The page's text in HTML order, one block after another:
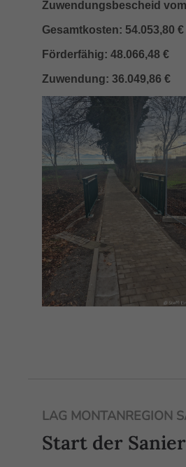
Zuwendungsbescheid
Gesamtkosten: 54.053,80 €
Förderfähig: 48.066,48 €
Zuwendung: 36.049,86 €
LAG MONTANREGION
Start der